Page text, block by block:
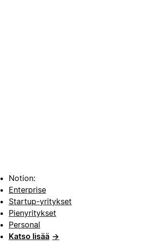
Notion:
Enterprise
Startup-yritykset
Pienyritykset
Personal
Katso lisää →